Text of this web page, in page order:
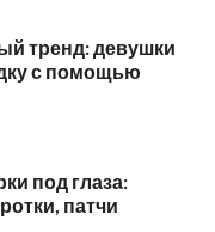
тренд: девушки
с помощью
под глаза:
патчи